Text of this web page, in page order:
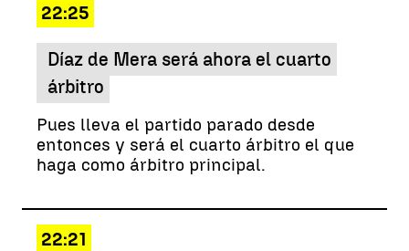
22:25
Díaz de Mera será ahora el cuarto
árbitro
Pues lleva el partido parado desde
entonces y será el cuarto árbitro el que
haga como árbitro principal.
22:21